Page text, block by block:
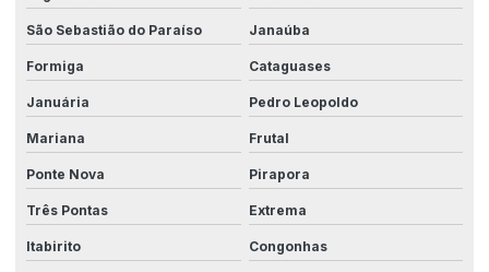
Robotica automação industrial
Segurança elétrica para fábricas
Serviço de automação industrial
Serviços de automação
Sistema para automação
Sistema de automação industrial
Sistema de controle industrial
São Sebastião do Paraíso Janaúba
Formiga Cataguases
Januária Pedro Leopoldo
Mariana Frutal
Ponte Nova Pirapora
Três Pontas Extrema
Itabirito Congonhas